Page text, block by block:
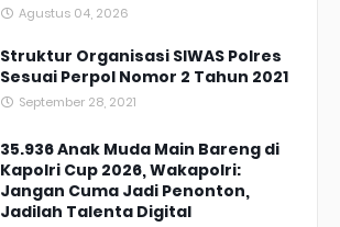
Agustus 04, 2026
Struktur Organisasi SIWAS Polres
Sesuai Perpol Nomor 2 Tahun 2021
September 28, 2021
35.936 Anak Muda Main Bareng di
Kapolri Cup 2026, Wakapolri:
Jangan Cuma Jadi Penonton,
Jadilah Talenta Digital